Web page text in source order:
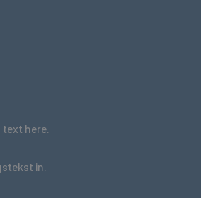
here.
in.